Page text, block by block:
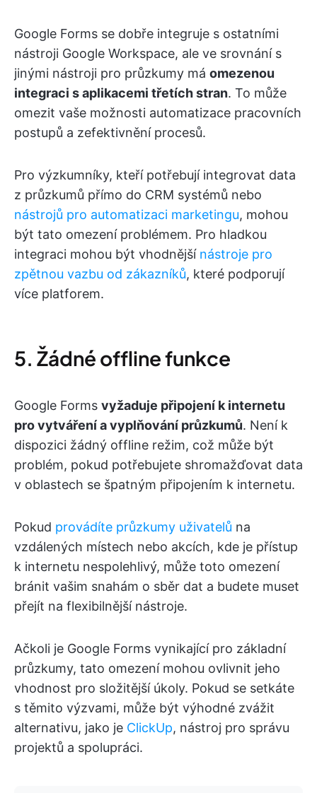
Google Forms se dobře integruje s ostatními
nástroji Google Workspace, ale ve srovnání s
jinými nástroji pro průzkumy má omezenou
integraci s aplikacemi třetích stran. To může
omezit vaše možnosti automatizace pracovních
postupů a zefektivnění procesů.
Pro výzkumníky, kteří potřebují integrovat data
z průzkumů přímo do CRM systémů nebo
nástrojů pro automatizaci marketingu, mohou
být tato omezení problémem. Pro hladkou
integraci mohou být vhodnější nástroje pro
zpětnou vazbu od zákazníků, které podporují
více platforem.
5. Žádné offline funkce
Google Forms vyžaduje připojení k internetu
pro vytváření a vyplňování průzkumů. Není k
dispozici žádný offline režim, což může být
problém, pokud potřebujete shromažďovat data
v oblastech se špatným připojením k internetu.
Pokud provádíte průzkumy uživatelů na
vzdálených místech nebo akcích, kde je přístup
k internetu nespolehlivý, může toto omezení
bránit vašim snahám o sběr dat a budete muset
přejít na flexibilnější nástroje.
Ačkoli je Google Forms vynikající pro základní
průzkumy, tato omezení mohou ovlivnit jeho
vhodnost pro složitější úkoly. Pokud se setkáte
s těmito výzvami, může být výhodné zvážit
alternativu, jako je ClickUp, nástroj pro správu
projektů a spolupráci.